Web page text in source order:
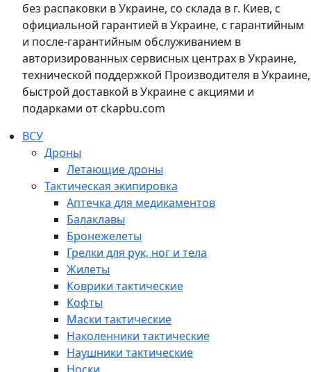
без распаковки в Украине, со склада в г. Киев, с
официальной гарантией в Украине, с гарантийным
и после-гарантийным обслуживанием в
авторизированных сервисных центрах в Украине,
технической поддержкой Производителя в Украине,
быстрой доставкой в Украине с акциями и
подарками от ckapbu.com
ВСУ
Дроны
Летающие дроны
Тактическая экипировка
Аптечка для медикаментов
Балаклавы
Бронежелеты
Грелки для рук, ног и тела
Жилеты
Коврики тактические
Кофты
Маски тактические
Наколенники тактические
Наушники тактические